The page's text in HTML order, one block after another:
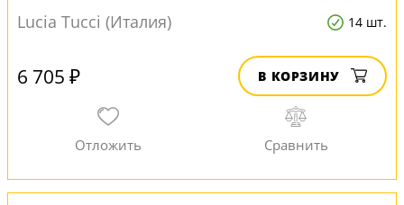
Lucia Tucci (Италия)
14 шт.
6 705 ₽ В КОРЗИНУ